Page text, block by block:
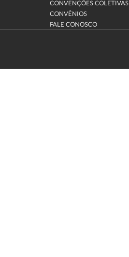
CONVENÇÕES COLETIVAS
CONVÊNIOS
FALE CONOSCO